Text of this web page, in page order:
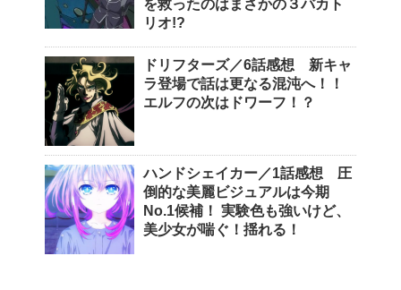
を救ったのはまさかの３バカト
リオ!?
ドリフターズ／6話感想 新キャ
ラ登場で話は更なる混沌へ！！
エルフの次はドワーフ！？
ハンドシェイカー／1話感想 圧
倒的な美麗ビジュアルは今期
No.1候補！ 実験色も強いけど、
美少女が喘ぐ！揺れる！